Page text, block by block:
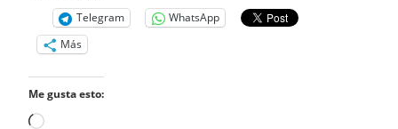
Telegram
WhatsApp
Más
Me gusta esto:
Cargando...